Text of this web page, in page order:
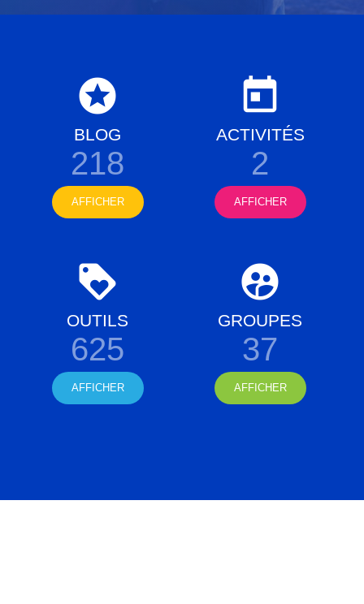
BLOG
218
AFFICHER
ACTIVITÉS
2
AFFICHER
OUTILS
625
AFFICHER
GROUPES
37
AFFICHER